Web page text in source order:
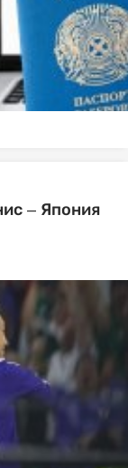
– Япония